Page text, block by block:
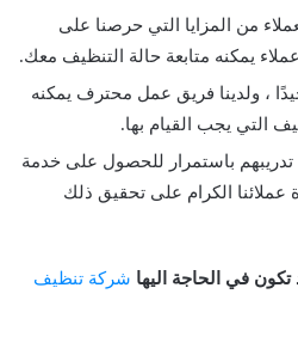
من المزايا التي حرصنا على
يمكنه متابعة حالة التنظيف معك.
، ولدينا فريق عمل محترف يمكنه
التي يجب القيام بها.
باستمرار للحصول على خدمة
الكرام على تحقيق ذلك
تكون في الحاجة اليها شركة تنظيف